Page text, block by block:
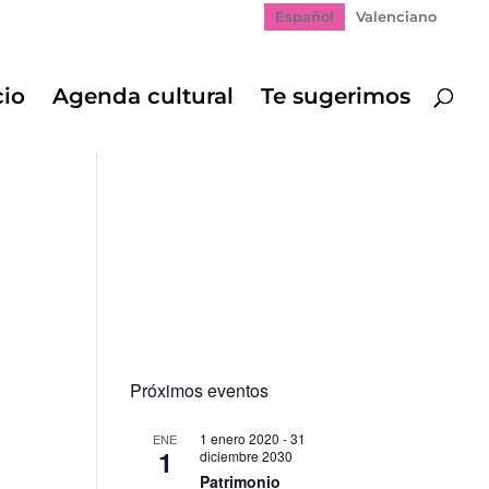
Español Valenciano
Agenda cultural Te sugerimos
Próximos eventos
ENE
1
1 enero 2020 -31
diciembre 2030
Patrimonio